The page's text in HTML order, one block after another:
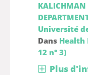
KALICHMAN
Université
Dans Health
12 n° 3)
Plus